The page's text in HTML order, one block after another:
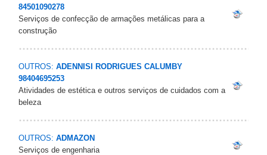
84501090278
Serviços de confecção de armações metálicas para a
construção
OUTROS: ADENNISI RODRIGUES CALUMBY
98404695253
Atividades de estética e outros serviços de cuidados com a
beleza
OUTROS: ADMAZON
Serviços de engenharia